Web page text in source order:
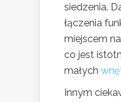
siedzenia.
łączenia
miejscem
co jest
małych
Innym